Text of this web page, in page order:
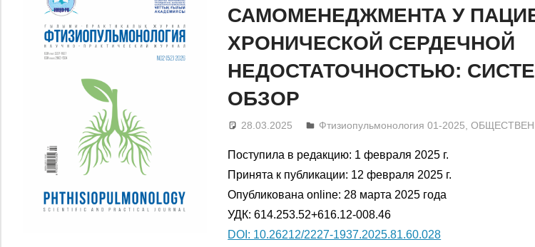
САМОМЕНЕДЖМЕНТА У
ХРОНИЧЕСКОЙ СЕРДЕЧНОЙ
НЕДОСТАТОЧНОСТЬЮ:
ОБЗОР
28.03.2025 admin
Фтизиопульмонология 01-2025
Поступила в редакцию: 1 февраля 2025 г.
Принята к публикации: 12 февраля 2025 г.
Опубликована online: 28 марта 2025 года
УДК: 614.253.52+616.12-008.46
DOI: 10.26212/2227-1937.2025.81.60.028